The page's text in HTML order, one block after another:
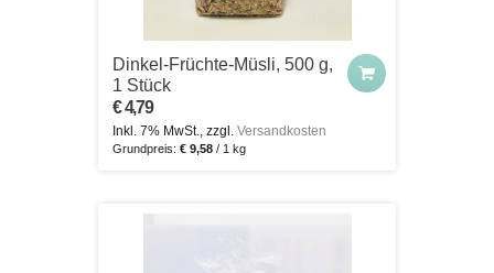
Dinkel-Früchte-Müsli, 500 g,
1 Stück
€ 4,79
Inkl. 7% MwSt., zzgl. Versandkosten
Grundpreis: € 9,58 / 1 kg